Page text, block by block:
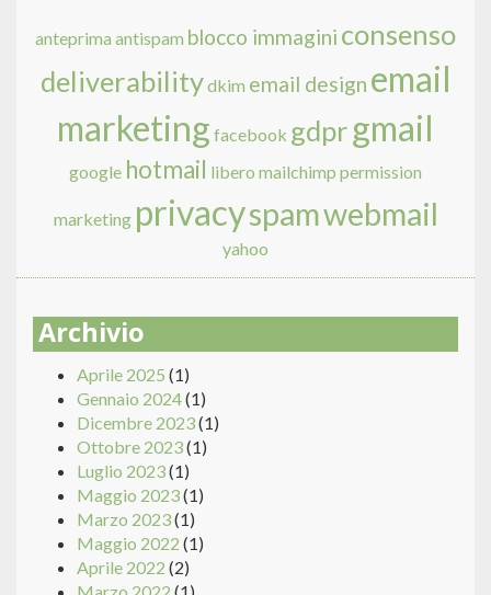
anteprima antispam blocco immagini consenso
deliverabilitydkim email design email
marketing facebook gdpr gmail
google hotmail libero mailchimp permission
marketing privacyspamwebmail
yahoo
Archivio
Aprile 2025 (1)
Gennaio 2024(1)
Dicembre 2023(1)
Ottobre 2023(1)
Luglio 2023(1)
Maggio 2023(1)
Marzo 2023(1)
Maggio 2022 (1)
Aprile 2022 (2)